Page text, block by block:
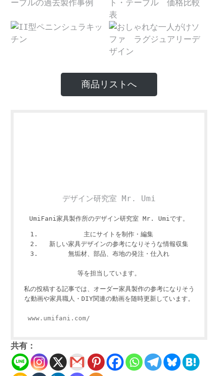
商品リストへ
デザイン研究室 Mr. Umi
UmiFani家具製作所のデザイン研究室 Mr. Umiです。
主にサイトを制作・編集
新しい家具デザインの参考になりそうな情報収集
無垢材、部品、布地の発注・仕入れ
等を担当しています。
私の投稿する記事では、オーダー家具製作の参考になりそう
な動画や家具職人・DIY関連の動画を随時更新しています。
www.umifani.com/
共有：